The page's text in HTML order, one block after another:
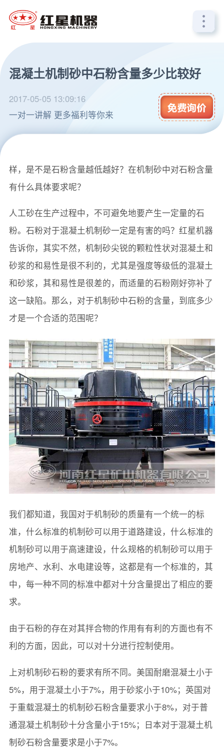
混凝土机制砂中石粉含量多少比较好
2017-05-05 13:09:16
一对一讲解 更多福利等你来
样，是不是石粉含量越低越好？在机制砂中对石粉含量
有什么具体要求呢？
人工砂在生产过程中，不可避免地要产生一定量的石
粉。石粉对于混凝土机制砂一定是有害的吗？红星机器
告诉你，其实不然，机制砂尖锐的颗粒性状对混凝土和
砂浆的和易性是很不利的，尤其是强度等级低的混凝土
和砂浆，其和易性是很差的，而适量的石粉刚好弥补了
这一缺陷。那么，对于机制砂中石粉的含量，到底多少
才是一个合适的范围呢？
我们都知道，我国对于机制砂的质量有一个统一的标
准，什么标准的机制砂可以用于道路建设，什么标准的
机制砂可以用于高速建设，什么规格的机制砂可以用于
房地产、水利、水电建设等，这都是有一个标准的，其
中，每一种不同的标准中都对十分含量提出了相应的要
求。
由于石粉的存在对其拌合物的作用有有利的方面也有不
利的方面，因此，可以对十分进行控制使用。
上对机制砂石粉的要求有所不同。美国耐磨混凝土小于
5%，用于混凝土小于7%，用于砂浆小于10%；英国对
于重载混凝土的机制砂石粉含量要求小于8%，对于普
通混凝土机制砂十分含量小于15%；日本对于混凝土机
制砂石粉含量要求是小于7%。